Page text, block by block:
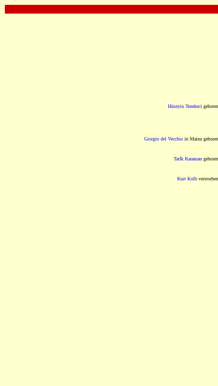
Hüseyin Tenekeci geboren
Giorgio del Vecchio in Mainz geboren
Tarİk Karaman geboren
Kurt Kolb verstorben